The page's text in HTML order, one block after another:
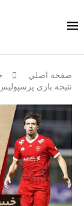
صفحة اصلي
نتیجه بازی